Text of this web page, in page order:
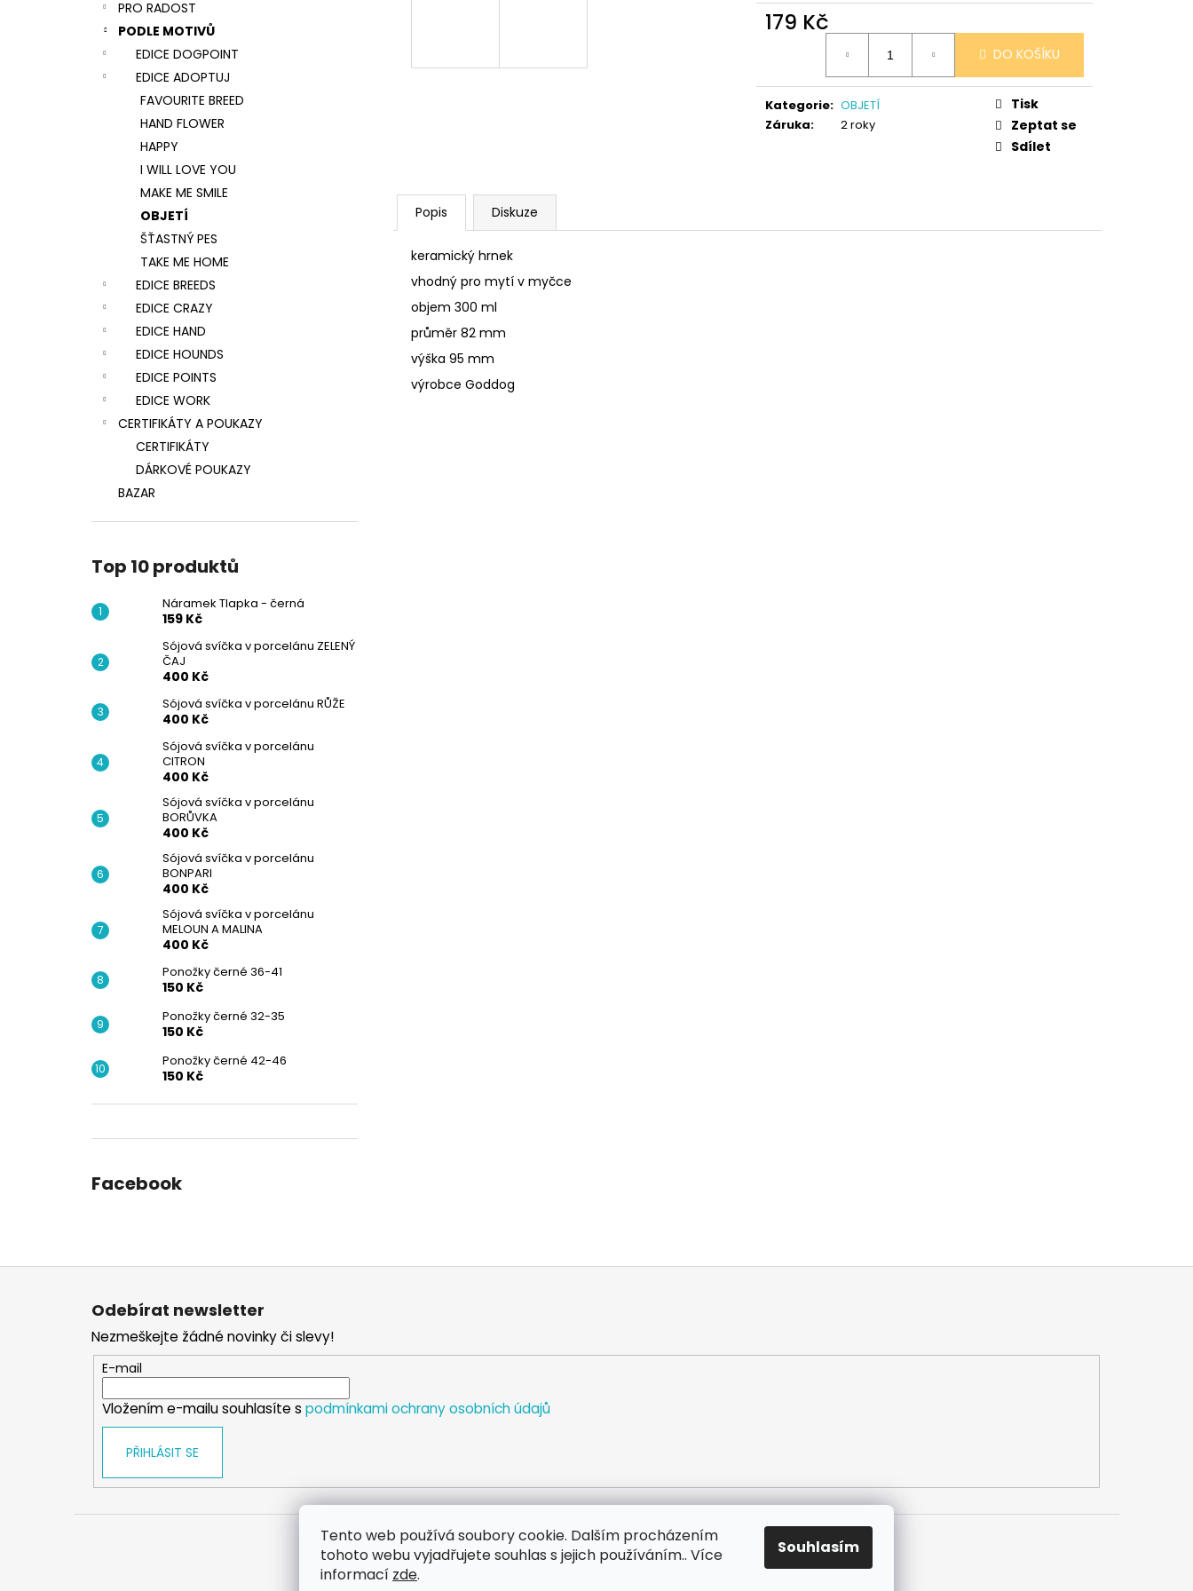
Tento web používá soubory cookie. Dalším procházením
tohoto webu vyjadřujete souhlas s jejich používáním.. Více
informací zde.
Souhlasím
PRO RADOST
PODLE MOTIVŮ
EDICE DOGPOINT
EDICE ADOPTUJ
FAVOURITE BREED
HAND FLOWER
HAPPY
I WILL LOVE YOU
MAKE ME SMILE
OBJETÍ
ŠŤASTNÝ PES
TAKE ME HOME
EDICE BREEDS
EDICE CRAZY
EDICE HAND
EDICE HOUNDS
EDICE POINTS
EDICE WORK
CERTIFIKÁTY A POUKAZY
CERTIFIKÁTY
DÁRKOVÉ POUKAZY
BAZAR
Top 10 produktů
Náramek Tlapka - černá
159 Kč
Sójová svíčka v porcelánu ZELENÝ
ČAJ
400 Kč
Sójová svíčka v porcelánu RŮŽE
400 Kč
Sójová svíčka v porcelánu
CITRON
400 Kč
Sójová svíčka v porcelánu
BORŮVKA
400 Kč
Sójová svíčka v porcelánu
BONPARI
400 Kč
Sójová svíčka v porcelánu
MELOUN A MALINA
400 Kč
Ponožky černé 36-41
150 Kč
Ponožky černé 32-35
150 Kč
Ponožky černé 42-46
150 Kč
Facebook
179 Kč
DO KOŠÍKU
Kategorie: OBJETÍ
Záruka: 2 roky
Tisk
Zeptat se
Sdílet
Popis Diskuze
keramický hrnek
vhodný pro mytí v myčce
objem 300 ml
průměr 82 mm
výška 95 mm
výrobce Goddog
NÁRAMEK TLAPKA - ČERNÁ
159 Kč
SÓJOVÁ SVÍČKA V PORCELÁNU RŮŽE
Z
Odebírat newsletter
Nezmeškejte žádné novinky či slevy!
E-mail
Vložením e-mailu souhlasíte s podmínkami ochrany osobních údajů
PŘIHLÁSIT SE
WEB FACEBOOK INSTAGRAM YOUTUBE